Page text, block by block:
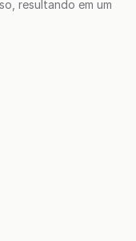
resultando em um